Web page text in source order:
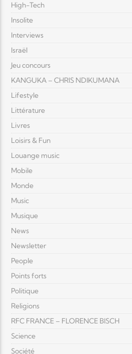
High-Tech
Insolite
Interviews
Israël
Jeu concours
KANGUKA – CHRIS NDIKUMANA
Lifestyle
Littérature
Livres
Loisirs & Fun
Louange music
Mobile
Monde
Music
Musique
News
Newsletter
People
Points forts
Politique
Religions
RFC FRANCE – FLORENCE BISCH
Science
Société